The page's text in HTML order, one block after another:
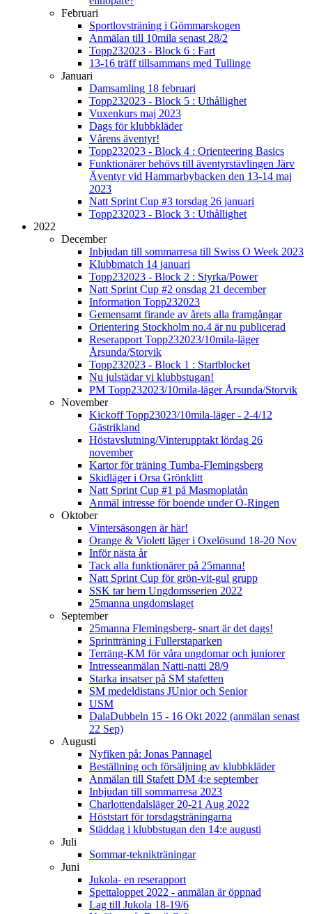
Februari
Sportlovsträning i Gömmarskogen
Anmälan till 10mila senast 28/2
Topp232023 - Block 6 : Fart
13-16 träff tillsammans med Tullinge
Januari
Damsamling 18 februari
Topp232023 - Block 5 : Uthållighet
Vuxenkurs maj 2023
Dags för klubbkläder
Vårens äventyr!
Topp232023 - Block 4 : Orienteering Basics
Funktionärer behövs till äventyrstävlingen Järv
Äventyr vid Hammarbybacken den 13-14 maj
2023
Natt Sprint Cup #3 torsdag 26 januari
Topp232023 - Block 3 : Uthållighet
2022
December
Inbjudan till sommarresa till Swiss O Week 2023
Klubbmatch 14 januari
Topp232023 - Block 2 : Styrka/Power
Natt Sprint Cup #2 onsdag 21 december
Information Topp232023
Gemensamt firande av årets alla framgångar
Orientering Stockholm no.4 är nu publicerad
Reserapport Topp232023/10mila-läger
Årsunda/Storvik
Topp232023 - Block 1 : Startblocket
Nu julstädar vi klubbstugan!
PM Topp232023/10mila-läger Årsunda/Storvik
November
Kickoff Topp23023/10mila-läger - 2-4/12
Gästrikland
Höstavslutning/Vinterupptakt lördag 26
november
Kartor för träning Tumba-Flemingsberg
Skidläger i Orsa Grönklitt
Natt Sprint Cup #1 på Masmoplatån
Anmäl intresse för boende under O-Ringen
Oktober
Vintersäsongen är här!
Orange & Violett läger i Oxelösund 18-20 Nov
Inför nästa år
Tack alla funktionärer på 25manna!
Natt Sprint Cup för grön-vit-gul grupp
SSK tar hem Ungdomsserien 2022
25manna ungdomslaget
September
25manna Flemingsberg- snart är det dags!
Sprintträning i Fullerstaparken
Terräng-KM för våra ungdomar och juniorer
Intresseanmälan Natti-natti 28/9
Starka insatser på SM stafetten
SM medeldistans JUnior och Senior
USM
DalaDubbeln 15 - 16 Okt 2022 (anmälan senast
22 Sep)
Augusti
Nyfiken på: Jonas Pannagel
Beställning och försäljning av klubbkläder
Anmälan till Stafett DM 4:e september
Inbjudan till sommarresa 2023
Charlottendalsläger 20-21 Aug 2022
Höststart för torsdagsträningarna
Städdag i klubbstugan den 14:e augusti
Juli
Sommar-teknikträningar
Juni
Jukola- en reserapport
Spettaloppet 2022 - anmälan är öppnad
Lag till Jukola 18-19/6